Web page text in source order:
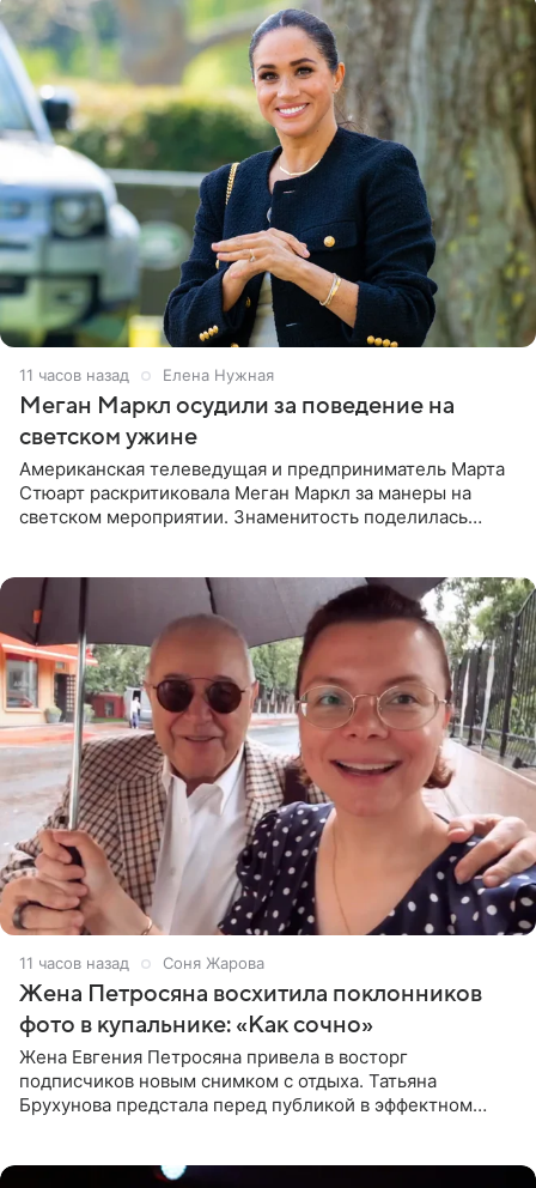
11 часов назад Елена Нужная
Меган Маркл осудили за поведение на
светском ужине
Американская телеведущая и предприниматель Марта
Стюарт раскритиковала Меган Маркл за манеры на
светском мероприятии. Знаменитость поделилась
11 часов назад Соня Жарова
Жена Петросяна восхитила поклонников
фото в купальнике: «Как сочно»
Жена Евгения Петросяна привела в восторг
подписчиков новым снимком с отдыха. Татьяна
Брухунова предстала перед публикой в эффектном